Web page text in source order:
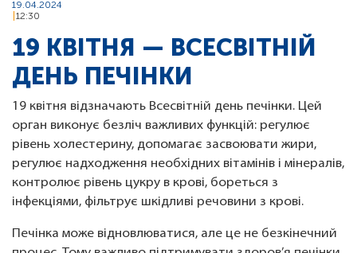
19.04.2024
12:30
19 КВІТНЯ — ВСЕСВІТНІЙ
ДЕНЬ ПЕЧІНКИ
19 квітня відзначають Всесвітній день печінки. Цей
орган виконує безліч важливих функцій: регулює
рівень холестерину, допомагає засвоювати жири,
регулює надходження необхідних вітамінів і мінералів,
контролює рівень цукру в крові, бореться з
інфекціями, фільтрує шкідливі речовини з крові.
Печінка може відновлюватися, але це не безкінечний